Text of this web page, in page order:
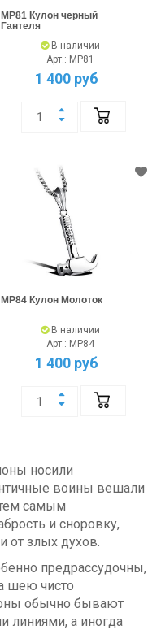
MP81 Кулон черный
Гантеля
В наличии
Арт.: MP81
1 400 руб
MP84 Кулон Молоток
В наличии
Арт.: MP84
1 400 руб
носили
воины вешали
самым
и сноровку,
от злых духов.
предрассудочны,
шею чисто
обычно бывают
линиями, а иногда